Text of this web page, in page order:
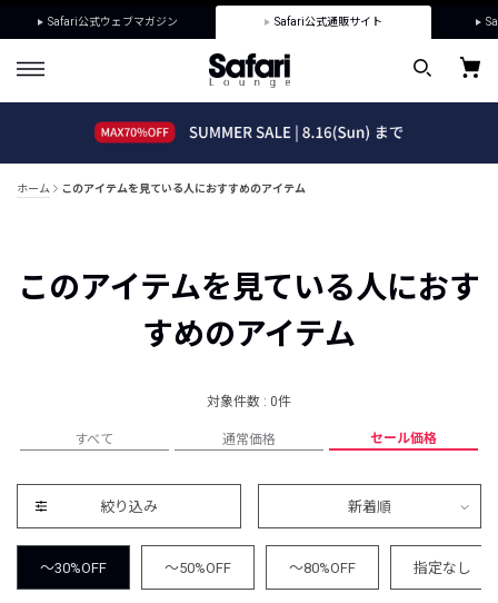
Safari公式ウェブマガジン Safari公式通販サイト
ホーム このアイテムを見ている人におすすめのアイテム
このアイテムを見ている人におす
すめのアイテム
対象件数 : 0件
すべて 通常価格 セール価格
絞り込み 新着順
～30%OFF ～50%OFF ～80%OFF 指定なし